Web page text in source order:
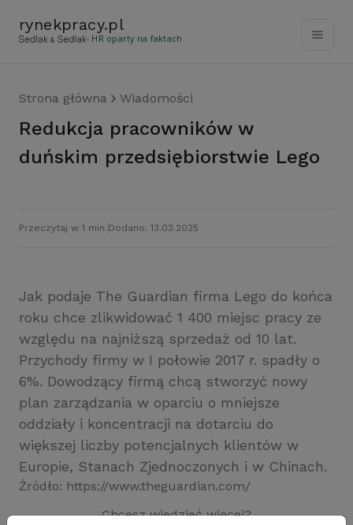
rynekpracy.pl
- HR oparty na faktach
Strona główna Wiadomości
Redukcja pracowników w
duńskim przedsiębiorstwie Lego
Przeczytaj w 1 min. Dodano: 13.03.2025
Jak podaje The Guardian firma Lego do końca
roku chce zlikwidować 1 400 miejsc pracy ze
względu na najniższą sprzedaż od 10 lat.
Przychody firmy w I połowie 2017 r. spadły o
6%. Dowodzący firmą chcą stworzyć nowy
plan zarządzania w oparciu o mniejsze
oddziały i koncentracji na dotarciu do
większej liczby potencjalnych klientów w
Europie, Stanach Zjednoczonych i w Chinach.
Źródło: https://www.theguardian.com/
Chcesz wiedzieć więcej?